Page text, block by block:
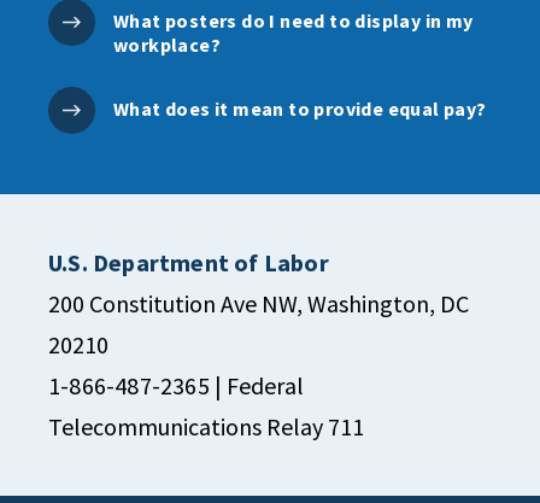
What posters do I need to display in my
workplace?
What does it mean to provide equal pay?
U.S. Department of Labor
200 Constitution Ave NW, Washington, DC
20210
1-866-487-2365 | Federal
Telecommunications Relay 711